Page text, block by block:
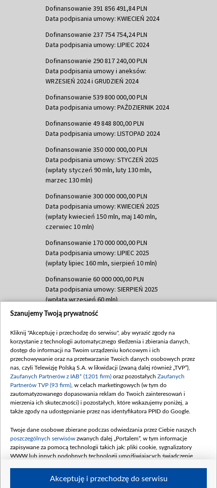
Dofinansowanie 391 856 491,84 PLN
Data podpisania umowy: KWIECIEŃ 2024
Dofinansowanie 237 754 754,24 PLN
Data podpisania umowy: LIPIEC 2024
Dofinansowanie 290 817 240,00 PLN
Data podpisania umowy i aneksów:
WRZESIEŃ 2024 i GRUDZIEŃ 2024
Dofinansowanie 539 800 000,00 PLN
Data podpisania umowy: PAŹDZIERNIK 2024
Dofinansowanie 49 848 800,00 PLN
Data podpisania umowy: LISTOPAD 2024
Dofinansowanie 350 000 000,00 PLN
Data podpisania umowy: STYCZEŃ 2025
(wpłaty styczeń 90 mln, luty 130 mln,
marzec 130 mln)
Dofinansowanie 300 000 000,00 PLN
Data podpisania umowy: KWIECIEŃ 2025
(wpłaty kwiecień 150 mln, maj 140 mln,
czerwiec 10 mln)
Dofinansowanie 170 000 000,00 PLN
Data podpisania umowy: LIPIEC 2025
(wpłaty lipiec 160 mln, sierpień 10 mln)
Dofinansowanie 60 000 000,00 PLN
Data podpisania umowy: SIERPIEŃ 2025
(wpłata wrzesień 60 mln)
Dofinansowanie 635 783 051,21 PLN
(wpłata wrzesień 100 mln, październik 350
mln, listopad 265 mln)
Dofinansowanie 48 862 000,00 PLN
Data podpisania umowy: GRUDZIEŃ 2025
(wpłata grudzień 60,548 mln)
Dofinansowanie 900 000 000,00 PLN
Data podpisania umowy: LUTY 2026 (wpłata
kwiecień 180 mln, 7 maja 180 mln, 8
czerwca 90 mln)
Dofinansowanie 250 000 000,00 PLN
4 sierpnia 250 mln
Szanujemy Twoją prywatność
Kliknij "Akceptuję i przechodzę do serwisu", aby wyrazić zgody na
korzystanie z technologii automatycznego śledzenia i zbierania danych,
dostęp do informacji na Twoim urządzeniu końcowym i ich
przechowywanie oraz na przetwarzanie Twoich danych osobowych przez
nas, czyli Telewizję Polską S.A. w likwidacji (zwaną dalej również „TVP”),
Zaufanych Partnerów z IAB* (1201 firm) oraz pozostałych Zaufanych
Partnerów TVP (93 firm) , w celach marketingowych (w tym do
zautomatyzowanego dopasowania reklam do Twoich zainteresowań i
mierzenia ich skuteczności) i pozostałych, które wskazujemy poniżej, a
także zgody na udostępnianie przez nas identyfikatora PPID do Google.
Twoje dane osobowe zbierane podczas odwiedzania przez Ciebie naszych
poszczególnych serwisów zwanych dalej „Portalem”, w tym informacje
zapisywane za pomocą technologii takich jak: pliki cookie, sygnalizatory
WWW lub innych podobnych technologii umożliwiających świadczenie
Akceptuję i przechodzę do serwisu